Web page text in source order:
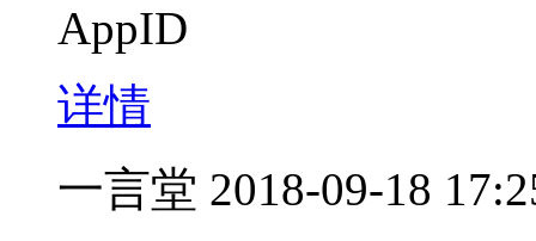
AppID
详情
一言堂 2018-09-18